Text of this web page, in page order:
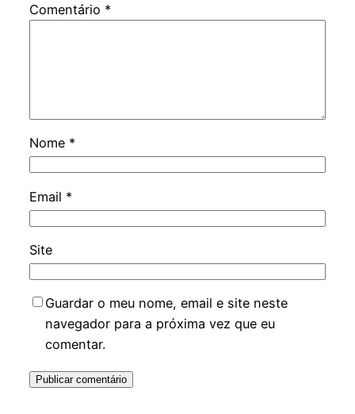
Comentário *
Nome *
Email *
Site
Guardar o meu nome, email e site neste
navegador para a próxima vez que eu
comentar.